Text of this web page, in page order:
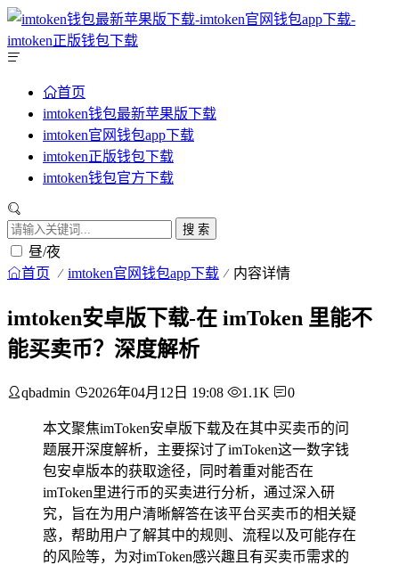
首页
imtoken钱包最新苹果版下载
imtoken官网钱包app下载
imtoken正版钱包下载
imtoken钱包官方下载
搜 索
昼/夜
首页 imtoken官网钱包app下载 内容详情
imtoken安卓版下载-在 imToken 里能不
能买卖币？深度解析
qbadmin 2026年04月12日 19:08 1.1K 0
本文聚焦imToken安卓版下载及在其中买卖币的问
题展开深度解析，主要探讨了imToken这一数字钱
包安卓版本的获取途径，同时着重对能否在
imToken里进行币的买卖进行分析，通过深入研
究，旨在为用户清晰解答在该平台买卖币的相关疑
惑，帮助用户了解其中的规则、流程以及可能存在
的风险等，为对imToken感兴趣且有买卖币需求的